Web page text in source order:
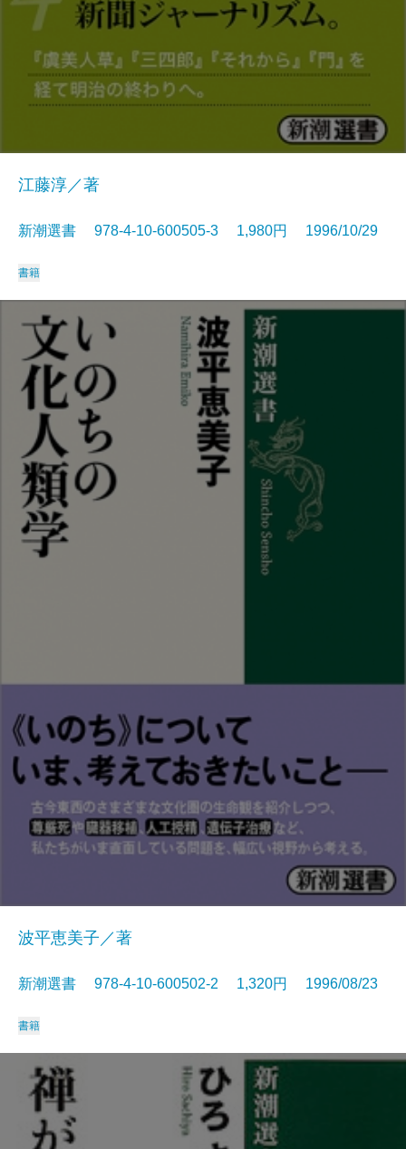
江藤淳／著
新潮選書 978-4-10-600505-3 1,980円 1996/10/29
書籍
波平恵美子／著
新潮選書 978-4-10-600502-2 1,320円 1996/08/23
書籍